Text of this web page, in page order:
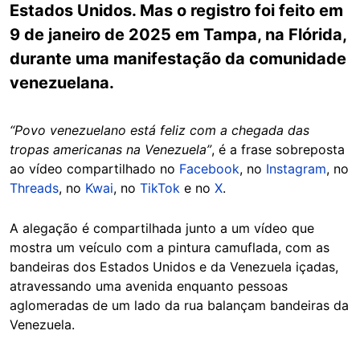
Estados Unidos. Mas o registro foi feito em
9 de janeiro de 2025 em Tampa, na Flórida,
durante uma manifestação da comunidade
venezuelana.
“Povo venezuelano está feliz com a chegada das
tropas americanas na Venezuela”, é a frase sobreposta
ao vídeo compartilhado no Facebook, no Instagram, no
Threads, no Kwai, no TikTok e no X.
A alegação é compartilhada junto a um vídeo que
mostra um veículo com a pintura camuflada, com as
bandeiras dos Estados Unidos e da Venezuela içadas,
atravessando uma avenida enquanto pessoas
aglomeradas de um lado da rua balançam bandeiras da
Venezuela.